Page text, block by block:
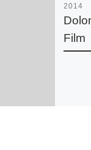
2014
Film